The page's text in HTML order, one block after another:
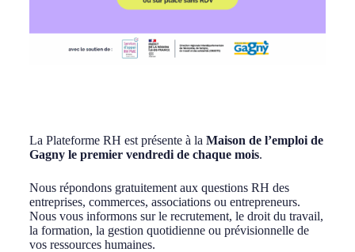
La Plateforme RH est présente à la Maison de l’emploi de
Gagny le premier vendredi de chaque mois.
Nous répondons gratuitement aux questions RH des
entreprises, commerces, associations ou entrepreneurs.
Nous vous informons sur le recrutement, le droit du travail,
la formation, la gestion quotidienne ou prévisionnelle de
vos ressources humaines.